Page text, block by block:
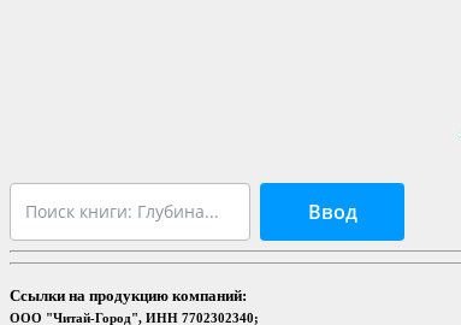
Ввод
Ссылки на продукцию компаний:
ООО "Читай-Город", ИНН 7702302340;